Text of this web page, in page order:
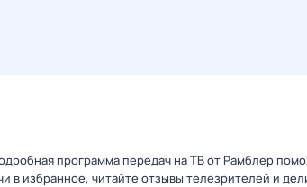
программа передач на ТВ от Рамблер
избранное, читайте отзывы телезрителей и